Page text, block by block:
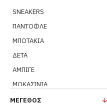
SNEAKERS
ΠΑΝΤΟΦΛΕ
ΜΠΟΤΑΚΙΑ
ΔΕΤΑ
ΑΜΠΙΓΕ
ΜΟΚΑΣΙΝΙΑ
ΙΣΤΙΟΠΛΟΙΚΑ
ΜΈΓΕΘΟΣ